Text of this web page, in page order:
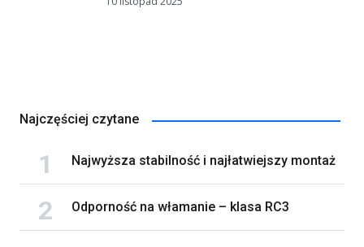
Najczęściej czytane
Najwyższa stabilność i najłatwiejszy montaż
Odporność na włamanie – klasa RC3